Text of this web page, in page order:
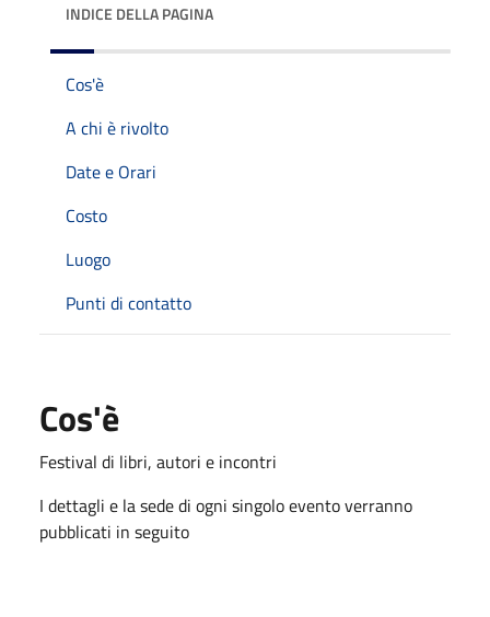
INDICE DELLA PAGINA
Cos'è
A chi è rivolto
Date e Orari
Costo
Luogo
Punti di contatto
Cos'è
Festival di libri, autori e incontri
I dettagli e la sede di ogni singolo evento verranno
pubblicati in seguito